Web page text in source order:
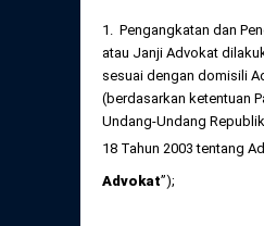
1. Pengangkatan dan
atau Janji Advokat
sesuai dengan domisili
(berdasarkan ketentuan
Undang-Undang
18 Tahun 2003 tentang
Advokat”);